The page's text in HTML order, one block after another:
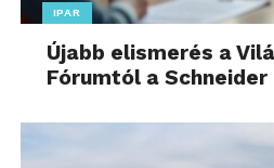
IPAR
Újabb elismerés a
Fórumtól a